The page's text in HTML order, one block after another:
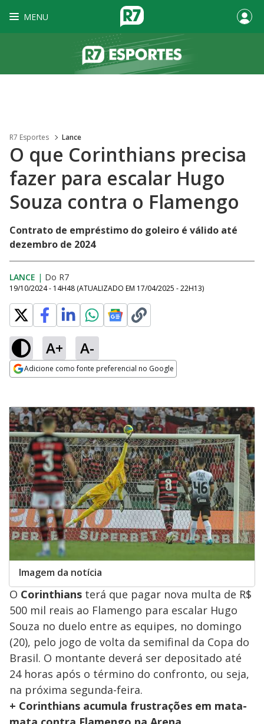
MENU
R7 Esportes Lance
O que Corinthians precisa
fazer para escalar Hugo
Souza contra o Flamengo
Contrato de empréstimo do goleiro é válido até
dezembro de 2024
LANCE | Do R7
19/10/2024 - 14H48 (ATUALIZADO EM 17/04/2025 - 22H13)
A+ A-
Adicione como fonte preferencial no Google
Imagem da notícia
O Corinthians terá que pagar nova multa de R$
500 mil reais ao Flamengo para escalar Hugo
Souza no duelo entre as equipes, no domingo
(20), pelo jogo de volta da semifinal da Copa do
Brasil. O montante deverá ser depositado até
24 horas após o término do confronto, ou seja,
na próxima segunda-feira.
+ Corinthians acumula frustrações em mata-